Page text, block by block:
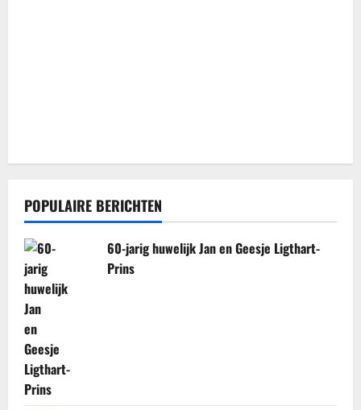
POPULAIRE BERICHTEN
60-jarig huwelijk Jan en Geesje Ligthart-
Prins